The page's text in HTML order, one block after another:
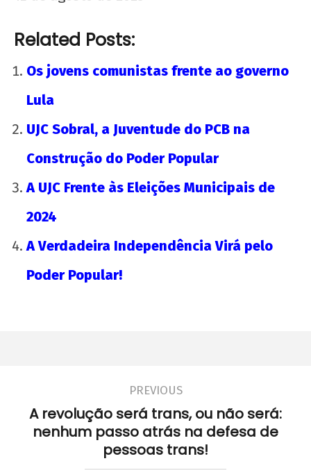
Related Posts:
Os jovens comunistas frente ao governo
Lula
UJC Sobral, a Juventude do PCB na
Construção do Poder Popular
A UJC Frente às Eleições Municipais de
2024
A Verdadeira Independência Virá pelo
Poder Popular!
PREVIOUS
A revolução será trans, ou não será:
nenhum passo atrás na defesa de
pessoas trans!